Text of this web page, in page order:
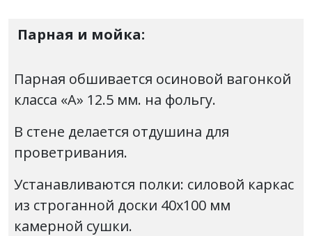
Парная и мойка:
Парная обшивается осиновой вагонкой
класса «А» 12.5 мм. на фольгу.
В стене делается отдушина для
проветривания.
Устанавливаются полки: силовой каркас
из строганной доски 40х100 мм
камерной сушки.